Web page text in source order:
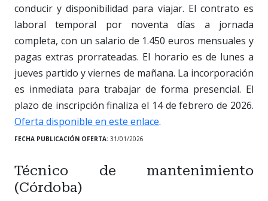
conducir y disponibilidad para viajar. El contrato es
laboral temporal por noventa días a jornada
completa, con un salario de 1.450 euros mensuales y
pagas extras prorrateadas. El horario es de lunes a
jueves partido y viernes de mañana. La incorporación
es inmediata para trabajar de forma presencial. El
plazo de inscripción finaliza el 14 de febrero de 2026.
Oferta disponible en este enlace.
FECHA PUBLICACIÓN OFERTA: 31/01/2026
Técnico de mantenimiento
(Córdoba)